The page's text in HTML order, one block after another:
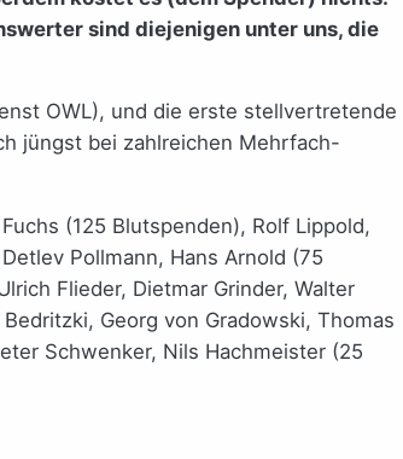
sind diejenigen unter uns, die
OWL), und die erste stellvertretende
jüngst bei zahlreichen Mehrfach-
(125 Blutspenden), Rolf Lippold,
Pollmann, Hans Arnold (75
Flieder, Dietmar Grinder, Walter
Georg von Gradowski, Thomas
Schwenker, Nils Hachmeister (25